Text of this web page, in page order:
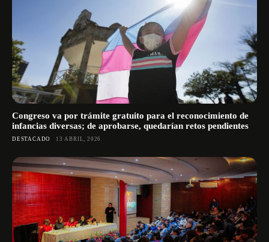
Congreso va por trámite gratuito para el reconocimiento de
infancias diversas; de aprobarse, quedarían retos pendientes
DESTACADO 13 ABRIL, 2026